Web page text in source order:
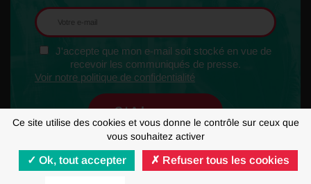
Ce site utilise des cookies et vous donne le contrôle sur ceux que
vous souhaitez activer
Ok, tout accepter Refuser tous les cookies
J'accepte que mon e-mail soit stocké en vue de
recevoir les communiqués de presse.
Voir notre politique de confidentialité